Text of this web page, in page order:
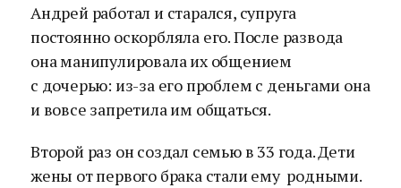
Андрей работал и старался, супруга
постоянно оскорбляла его. После развода
она манипулировала их общением
с дочерью: из-за его проблем с деньгами она
и вовсе запретила им общаться.
Второй раз он создал семью в 33 года. Дети
жены от первого брака стали ему родными.